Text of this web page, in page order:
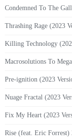
Condemned To The
Thrashing Rage (2023
Killing Technology
Macrosolutions To
Pre-ignition (2023
Nuage Fractal (2023
Fix My Heart (2023
Rise (feat. Eric Forrest)